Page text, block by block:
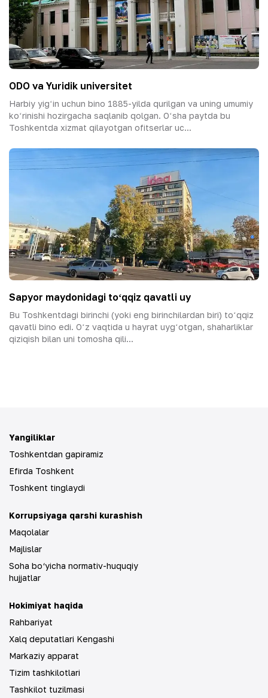
ODO va Yuridik universitet
Harbiy yigʻin uchun bino 1885-yilda qurilgan va uning umumiy
koʻrinishi hozirgacha saqlanib qolgan. Oʻsha paytda bu
Toshkentda xizmat qilayotgan ofitserlar uc...
Sapyor maydonidagi toʻqqiz qavatli uy
Bu Toshkentdagi birinchi (yoki eng birinchilardan biri) toʻqqiz
qavatli bino edi. Oʻz vaqtida u hayrat uygʻotgan, shaharliklar
qiziqish bilan uni tomosha qili...
Yangiliklar
Toshkentdan gapiramiz
Efirda Toshkent
Toshkent tinglaydi
Korrupsiyaga qarshi kurashish
Maqolalar
Majlislar
Soha bo‘yicha normativ-huquqiy
hujjatlar
Hokimiyat haqida
Rahbariyat
Xalq deputatlari Kengashi
Markaziy apparat
Tizim tashkilotlari
Tashkilot tuzilmasi